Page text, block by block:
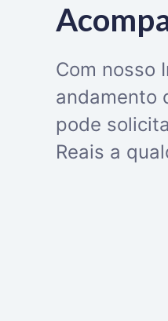
Com nosso
andamento
pode
Reais a